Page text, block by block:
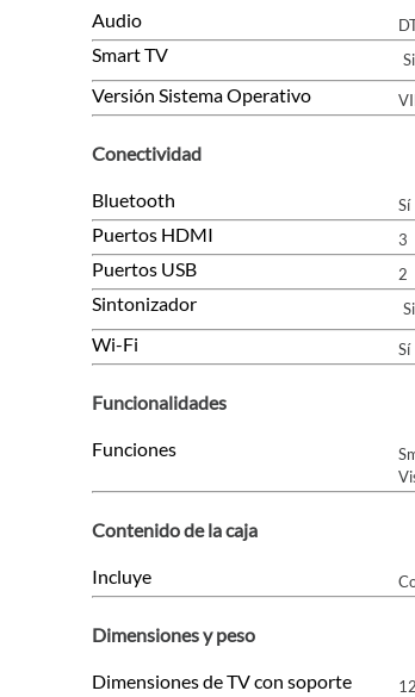
Audio
Smart TV Si
Versión Sistema Operativo
Conectividad
Bluetooth Sí
Puertos HDMI 3
Puertos USB 2
Sintonizador Si
Wi-Fi Sí
Funcionalidades
Funciones
Contenido de la caja
Incluye
Dimensiones y peso
Dimensiones de TV con soporte